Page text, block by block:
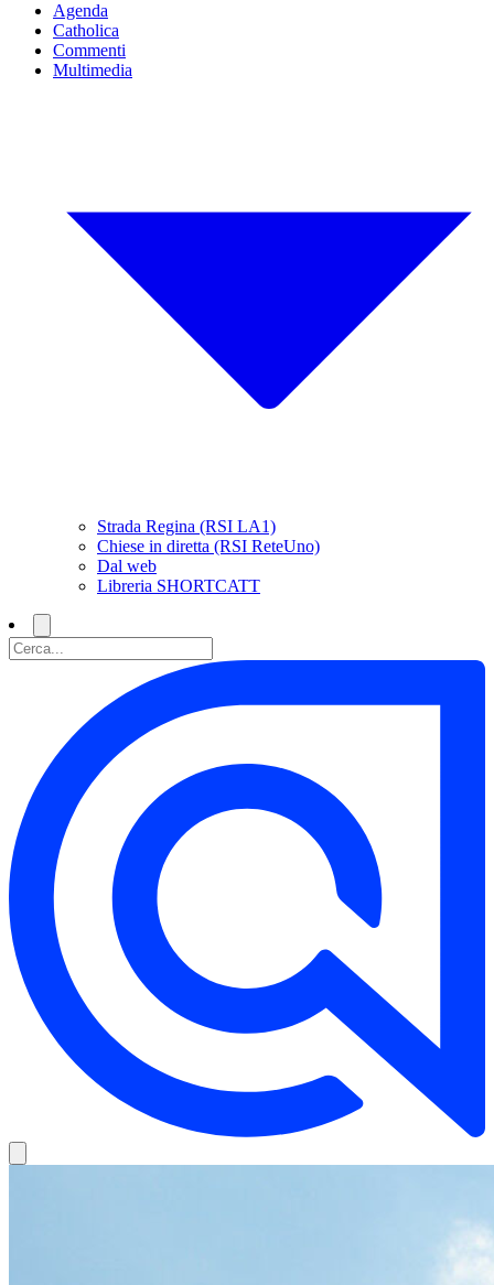
Agenda
Catholica
Commenti
Multimedia
Strada Regina (RSI LA1)
Chiese in diretta (RSI ReteUno)
Dal web
Libreria SHORTCATT